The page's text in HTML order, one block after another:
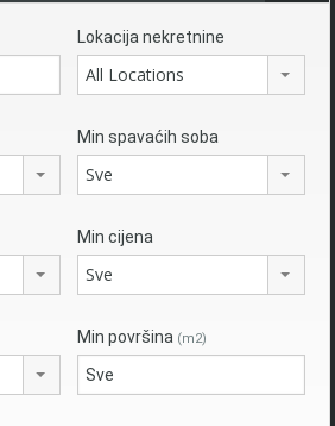
Lokacija nekretnine
All Locations
Min spavaćih soba
Sve
Min cijena
Sve
Min površina (m2)